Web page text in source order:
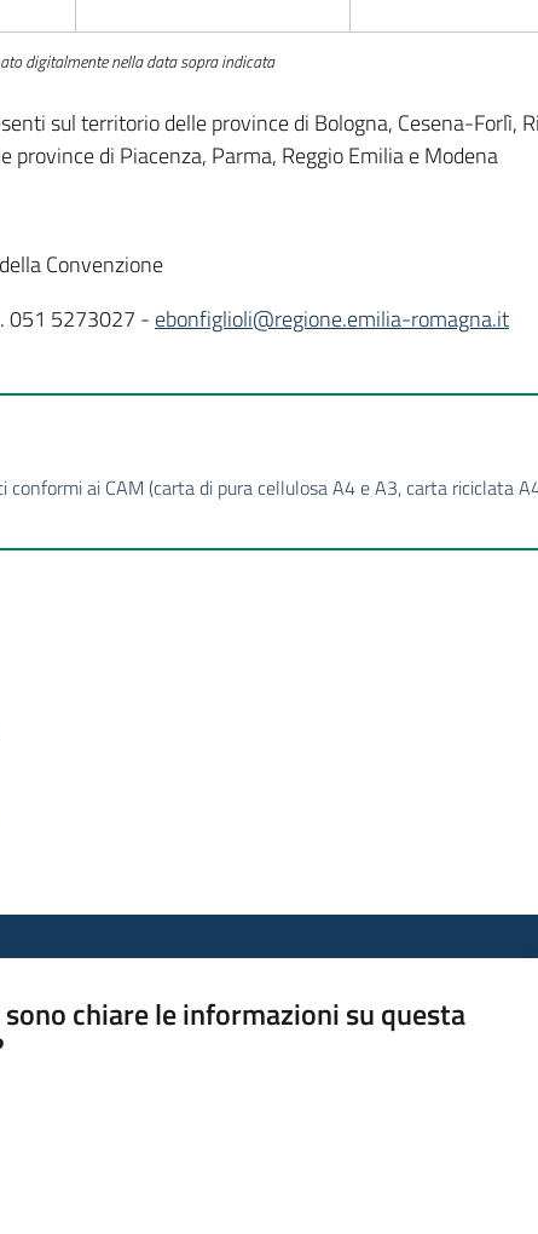
digitalmente nella data sopra indicata
sul territorio delle province di Bologna, Cesena-Forlì,
di Piacenza, Parma, Reggio Emilia e Modena
Convenzione
051 5273027 - ebonfiglioli@regione.emilia-romagna.it
ai CAM (carta di pura cellulosa A4 e A3, carta riciclata
chiare le informazioni su questa